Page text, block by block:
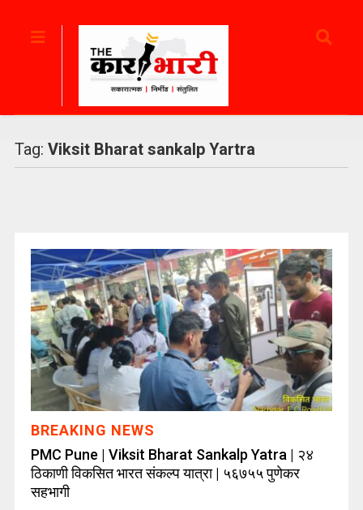
Tag: Viksit Bharat sankalp Yartra
BREAKING NEWS
PMC Pune | Viksit Bharat Sankalp Yatra | २४
ठिकाणी विकसित भारत संकल्प यात्रा | ५६७५५ पुणेकर
सहभागी